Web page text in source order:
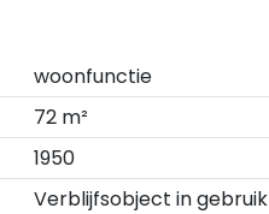
woonfunctie
72 m²
1950
Verblijfsobject in gebruik